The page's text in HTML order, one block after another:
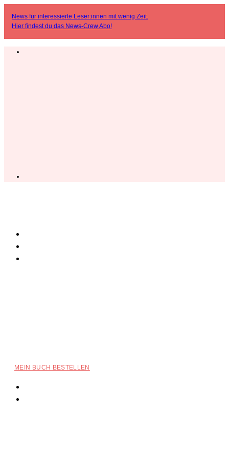
News für interessierte Leser:innen mit wenig Zeit.
Hier findest du das News-Crew Abo!
MEIN BUCH BESTELLEN